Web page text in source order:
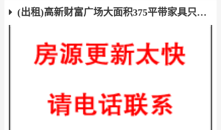
(出租)高新财富广场大面积375平带家具只租35一平